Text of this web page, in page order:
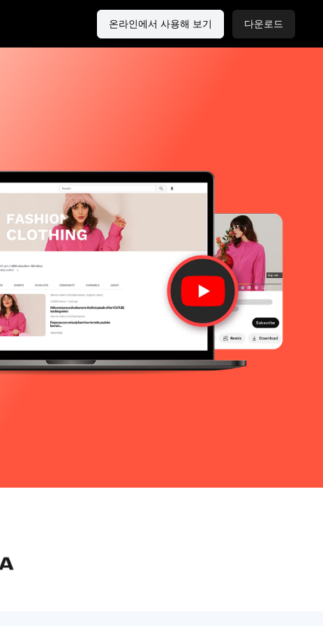
온라인에서 사용해 보기 다운로드